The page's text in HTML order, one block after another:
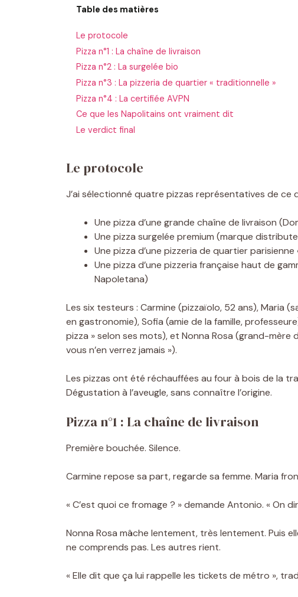
Table des matières
Le protocole
Pizza n°1 : La chaîne de livraison
Pizza n°2 : La surgelée bio
Pizza n°3 : La pizzeria de quartier « traditionnelle »
Pizza n°4 : La certifiée AVPN
Ce que les Napolitains ont vraiment dit
Le verdict final
Le protocole
J’ai sélectionné quatre pizzas représentatives de ce
Une pizza d’une grande chaîne de livraison
Une pizza surgelée premium (marque
Une pizza d’une pizzeria de quartier
Une pizza d’une pizzeria française haut de
Napoletana)
Les six testeurs : Carmine (pizzaïolo, 52 ans), Maria
en gastronomie), Sofia (amie de la famille,
pizza » selon ses mots), et Nonna Rosa (grand-mère
vous n’en verrez jamais »).
Les pizzas ont été réchauffées au four à bois de la
Dégustation à l’aveugle, sans connaître l’origine.
Pizza n°1 : La chaîne de livraison
Première bouchée. Silence.
Carmine repose sa part, regarde sa femme. Maria
« C’est quoi ce fromage ? » demande Antonio. « On
Nonna Rosa mâche lentement, très lentement. Puis
ne comprends pas. Les autres rient.
« Elle dit que ça lui rappelle les tickets de métro »,